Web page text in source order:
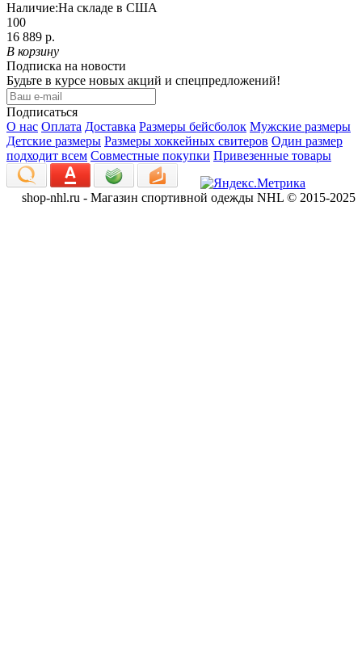
Наличие:На складе в США
100
16 889 р.
В корзину
Подписка на новости
Будьте в курсе новых акций и спецпредложений!
Подписаться
О нас Оплата Доставка Размеры бейсболок Мужские размеры
Детские размеры Размеры хоккейных свитеров Один размер
подходит всем Совместные покупки Привезенные товары
shop-nhl.ru - Магазин спортивной одежды NHL © 2015-2025